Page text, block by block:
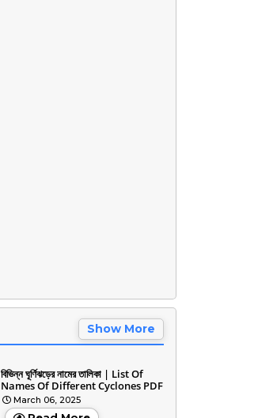
Show More
বিভিন্ন ঘূর্ণিঝড়ের নামের তালিকা | List Of
Names Of Different Cyclones PDF
March 06, 2025